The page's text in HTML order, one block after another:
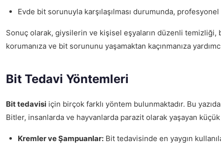
Evde bit sorunuyla karşılaşılması durumunda,
Sonuç olarak, giysilerin ve kişisel eşyaların düzenli temizliği,
korumanıza ve bit sorununu yaşamaktan kaçınmanıza
Bit Tedavi Yöntemleri
Bit tedavisi için birçok farklı yöntem bulunmaktadır. Bu
Bitler, insanlarda ve hayvanlarda parazit olarak yaşayan
Kremler ve Şampuanlar: Bit tedavisinde en yaygın